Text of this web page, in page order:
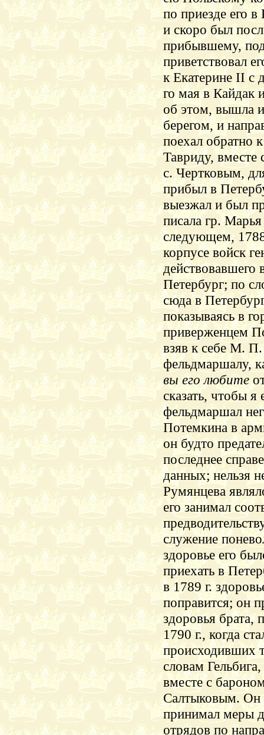
по приезде его в
и скоро был
прибывшему,
приветствовал
к Екатерине II с
го мая вКайдаки
об этом, вышла
берегом, и
поехал обратно
Тавриду, вместе
с. Чертковым,
прибыл в
выезжал и был
писала гр.
следующем,
корпусе войск
Петербург; по
сюда в
показываясь в
приверженцем
взяв к себе М.
фельдмаршалу,
вы его любите
сказать, чтобы
фельдмаршал
Потемкина в
он будто
последнее
данных; нельзя
Румянцева
его занимал
служение
здоровье его
приехать в
в 1789 г.
поправится; он
здоровья брата,
1790 г., когда
происходивших
словам Гельбига,
вместе с
Салтыковым. Он
принимал меры
отрядов по